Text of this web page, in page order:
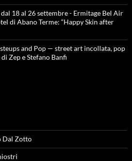
18 al 26 settembre - Ermitage Bel Air
di Abano Terme: “Happy Skin after
and Pop — street art incollata, pop
Zep e Stefano Banfi
Dal Zotto